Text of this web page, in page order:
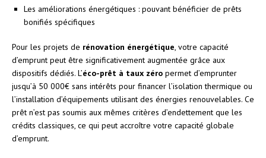
Les améliorations énergétiques : pouvant bénéficier de prêts
bonifiés spécifiques
Pour les projets de rénovation énergétique , votre capacité
d’emprunt peut être significativement augmentée grâce aux
dispositifs dédiés. L’éco-prêt à taux zéro permet d’emprunter
jusqu’à 50 000€ sans intérêts pour financer l’isolation thermique ou
l’installation d’équipements utilisant des énergies renouvelables. Ce
prêt n’est pas soumis aux mêmes critères d’endettement que les
crédits classiques, ce qui peut accroître votre capacité globale
d’emprunt.